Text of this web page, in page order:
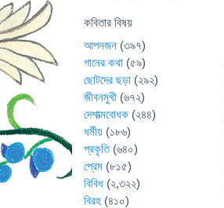
কবিতার বিষয়
আপনজন (৩৯৭)
গানের কথা (৫৯)
ছোটদের ছড়া (২৯২)
জীবনমুখী (৬৭২)
দেশাত্মবোধক (২৪৪)
ধর্মীয় (১৮৬)
প্রকৃতি(৬৪০)
প্রেম (৮১৫)
বিবিধ (২,৩২২)
বিরহ (৪১০)